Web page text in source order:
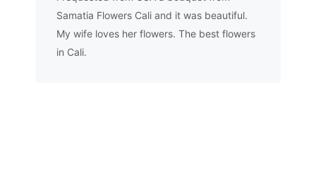
Samatia Flowers Cali and it was beautiful.
My wife loves her flowers. The best flowers
in Cali.